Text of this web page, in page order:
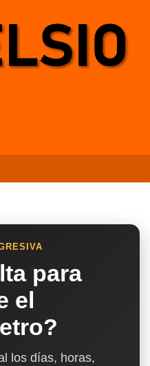
para
el
los días, horas,